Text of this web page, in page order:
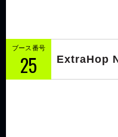
ブース番号
25 ExtraHop